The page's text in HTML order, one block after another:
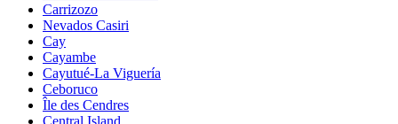
Carrizozo
Nevados Casiri
Cay
Cayambe
Cayutué-La Viguería
Ceboruco
Île des Cendres
Central Island